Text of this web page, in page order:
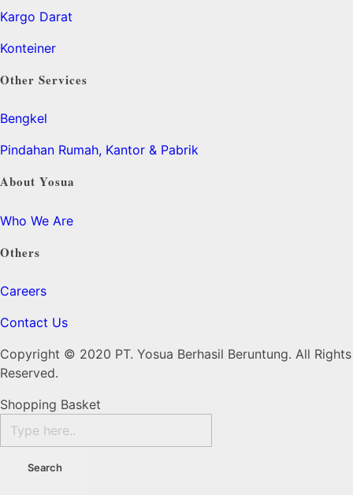
Kargo Darat
Konteiner
Other Services
Bengkel
Pindahan Rumah, Kantor & Pabrik
About Yosua
Who We Are
Others
Careers
Contact Us
Copyright © 2020 PT. Yosua Berhasil Beruntung. All Rights
Reserved.
Shopping Basket